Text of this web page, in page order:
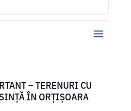
– TERENURI CU
ÎN ORȚIȘOARA